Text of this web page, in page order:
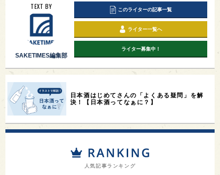
TEXT BY
SAKETIMES編集部
このライターの記事一覧
ライター一覧へ
ライター募集中！
日本酒はじめてさんの「よくある疑問」を解
決！【日本酒ってなぁに？】
人気記事ランキング